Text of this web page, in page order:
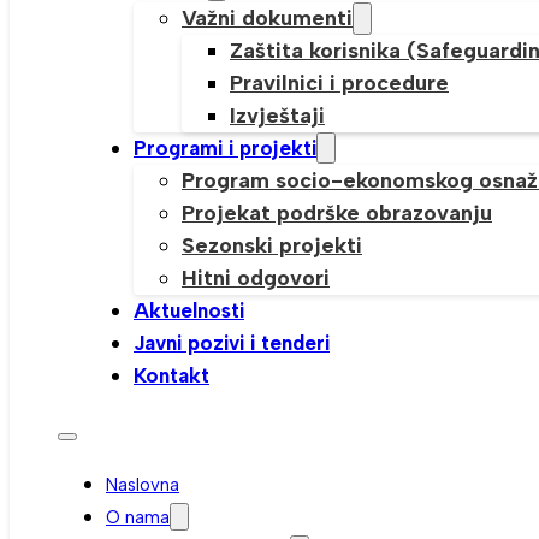
Važni dokumenti
Zaštita korisnika
Pravilnici i procedure
Izvještaji
Programi i projekti
Program socio-ekonomskog
Projekat podrške obrazovanju
Sezonski projekti
Hitni odgovori
Aktuelnosti
Javni pozivi i tenderi
Kontakt
Naslovna
O nama